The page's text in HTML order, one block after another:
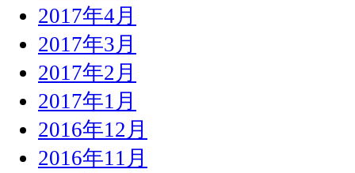
2017年4月
2017年3月
2017年2月
2017年1月
2016年12月
2016年11月